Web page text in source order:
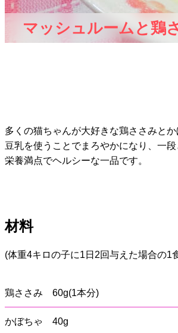
マッシュルームと鶏
多くの猫ちゃんが大好きな鶏ささみとか
豆乳を使うことでまろやかになり、一
栄養満点でヘルシーな一品です。
材料
(体重4キロの子に1日2回与えた場合の1
鶏ささみ 60g(1本分)
かぼちゃ 40g